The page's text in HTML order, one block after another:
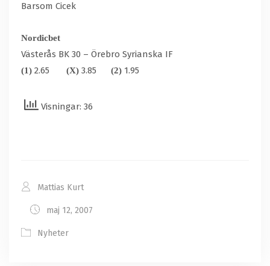
Barsom Cicek
Nordicbet
Västerås BK 30 – Örebro Syrianska IF
(1) 2.65 (X) 3.85 (2) 1.95
Visningar: 36
Mattias Kurt
maj 12, 2007
Nyheter